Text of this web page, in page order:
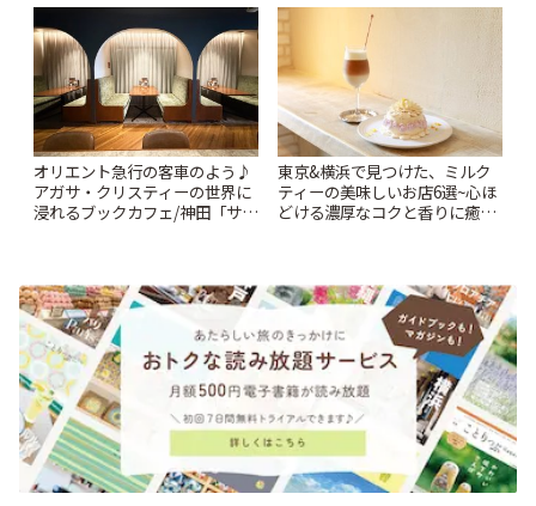
オリエント急行の客車のよう♪
アガサ・クリスティーの世界に
浸れるブックカフェ/神田「サロ
東京&横浜で見つけた、ミルク
ティーの美味しいお店6選~心ほ
どける濃厚なコクと香りに癒や